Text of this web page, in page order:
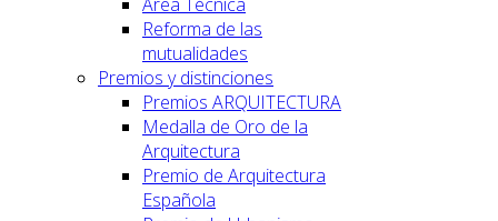
Reforma de las
mutualidades
Premios y distinciones
Premios ARQUITECTURA
Medalla de Oro de la
Arquitectura
Premio de Arquitectura
Española